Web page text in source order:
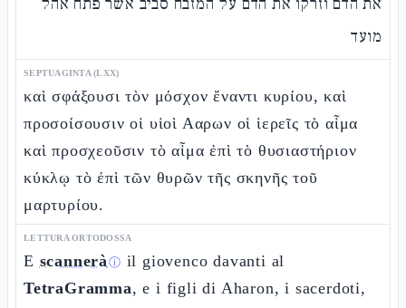
מועד
SEPTUAGINTA (LXX)
καὶ σφάξουσι τὸν μόσχον ἔναντι κυρίου, καὶ
προσοίσουσιν οἱ υἱοὶ Ααρων οἱ ἱερεῖς τὸ αἷμα
καὶ προσχεοῦσιν τὸ αἷμα ἐπὶ τὸ θυσιαστήριον
κύκλῳ τὸ ἐπὶ τῶν θυρῶν τῆς σκηνῆς τοῦ
μαρτυρίου.
LETTURA ORTODOSSA
E scanneràⓘ il giovenco davanti al
TetraGramma, e i figli di Aharon, i sacerdoti,